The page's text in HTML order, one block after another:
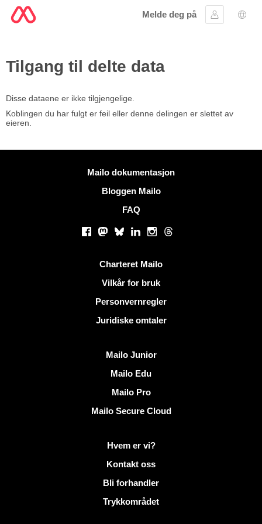
Melde deg på
Logg inn
Tilgang til delte data
Disse dataene er ikke tilgjengelige.
Koblingen du har fulgt er feil eller denne delingen er slettet av
eieren.
Mailo dokumentasjon
Bloggen Mailo
FAQ
Facebook
Mastodon
BlueskyLinkedInInstagram
Threads
Charteret Mailo
Vilkår for bruk
Personvernregler
Juridiske omtaler
Mailo Junior
Mailo Edu
Mailo Pro
Mailo Secure Cloud
Mer informasjon på MailoHvem er vi?
Kontakt oss
Bli forhandler
Trykkområdet